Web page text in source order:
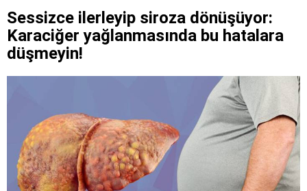
Sessizce ilerleyip siroza dönüşüyor:
Karaciğer yağlanmasında bu hatalara
düşmeyin!